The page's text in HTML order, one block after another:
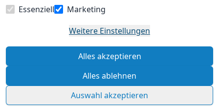
Artikel abgegeben
Rechtliche Hinweise – Klicken Sie hier für weitere
Essenziell
Marketing
Weitere Einstellungen
Alles akzeptieren
Alles ablehnen
Auswahl akzeptieren